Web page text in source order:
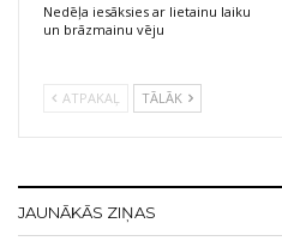
Nedēļa iesāksies ar lietainu laiku
un brāzmainu vēju
ATPAKAĻ TĀLĀK
JAUNĀKĀS ZIŅAS